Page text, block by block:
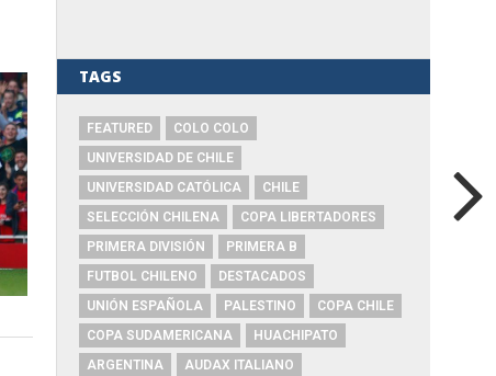
TAGS
FEATURED
COLO COLO
UNIVERSIDAD DE CHILE
UNIVERSIDAD CATÓLICA
CHILE
SELECCIÓN CHILENA
COPA LIBERTADORES
PRIMERA DIVISIÓN
PRIMERA B
FUTBOL CHILENO
DESTACADOS
UNIÓN ESPAÑOLA
PALESTINO
COPA CHILE
COPA SUDAMERICANA
HUACHIPATO
ARGENTINA
AUDAX ITALIANO